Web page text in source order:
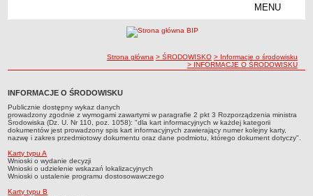
MENU
Koordynator ds. dostępności
Plan działania na rzecz poprawy zapewnienia dostępności
RODO
POLITYKA PRYWATNOŚCI
NASZ POWIAT
Dane podstawowe i lokalizacja
Strategia rozwoju
Gminy
ścieżka nawigacji
Strona główna > ŚRODOWISKO > Informacje o środowisku
> INFORMACJE O ŚRODOWISKU
INFORMACJE O ŚRODOWISKU
Publicznie dostępny wykaz danych
prowadzony zgodnie z wymogami zawartymi w paragrafie 2 pkt 3 Rozporządzenia ministra
Środowiska (Dz. U. Nr 110, poz. 1058): "dla kart informacyjnych w każdej kategorii
dokumentów jest prowadzony spis kart informacyjnych zawierający numer kolejny karty,
nazwę i zakres przedmiotowy dokumentu oraz dane podmiotu, którego dokument dotyczy".
Karty typu A
Wnioski o wydanie decyzji
Wnioski o udzielenie wskazań lokalizacyjnych
Wnioski o ustalenie programu dostosowawczego
Karty typu B